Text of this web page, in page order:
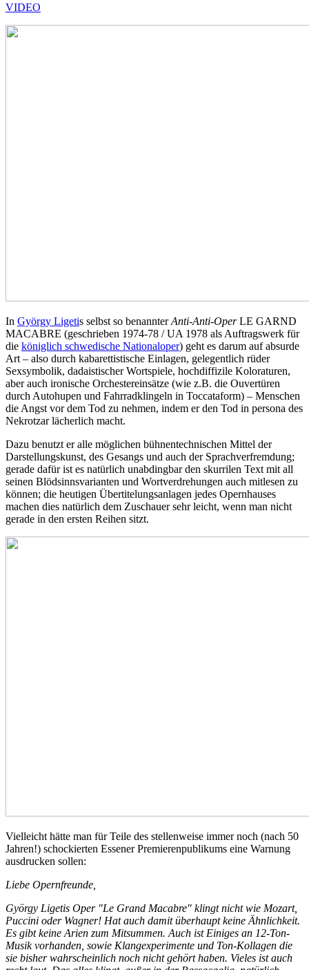
VIDEO
In György Ligetis selbst so benannterAnti-Anti-OperLE GARND
MACABRE (geschrieben 1974-78 / UA 1978 als Auftragswerk für
die königlich schwedische Nationaloper) geht es darum auf absurde
Art – also durch kabarettistische Einlagen, gelegentlich rüder
Sexsymbolik, dadaistischer Wortspiele, hochdiffizile Koloraturen,
aber auch ironische Orchestereinsätze (wie z.B. die Ouvertüren
durch Autohupen und Fahrradklingeln in Toccataform) – Menschen
die Angst vor dem Tod zu nehmen, indem er den Tod in persona des
Nekrotzar lächerlich macht.
Dazu benutzt er alle möglichen bühnentechnischen Mittel der
Darstellungskunst, des Gesangs und auch der Sprachverfremdung;
gerade dafür ist es natürlich unabdingbar den skurrilen Text mit all
seinen Blödsinnsvarianten und Wortverdrehungen auch mitlesen zu
können; die heutigen Übertitelungsanlagen jedes Opernhauses
machen dies natürlich dem Zuschauer sehr leicht, wenn man nicht
gerade in den ersten Reihen sitzt.
Vielleicht hätte man für Teile des stellenweise immer noch (nach 50
Jahren!) schockierten Essener Premierenpublikums eine Warnung
ausdrucken sollen:
Liebe Opernfreunde,
György Ligetis Oper "Le Grand Macabre" klingt nicht wie Mozart,
Puccini oder Wagner! Hat auch damit überhaupt keine Ähnlichkeit.
Es gibt keine Arien zum Mitsummen. Auch ist Einiges an 12-Ton-
Musik vorhanden, sowie Klangexperimente und Ton-Kollagen die
sie bisher wahrscheinlich noch nicht gehört haben. Vieles ist auch